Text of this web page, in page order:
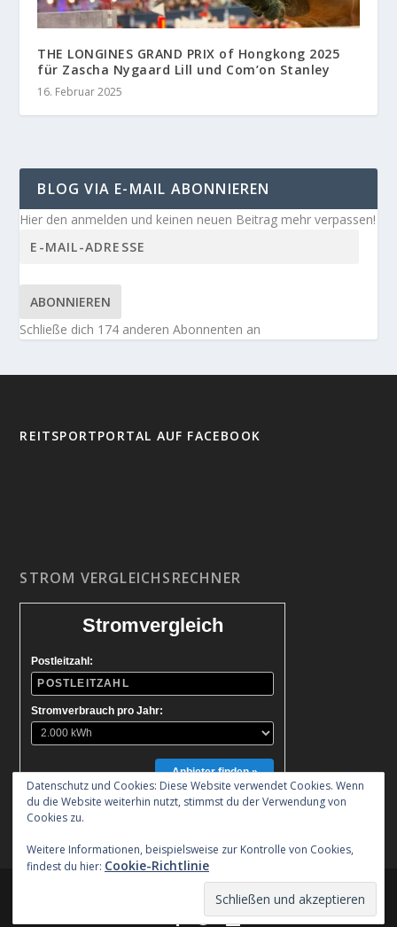
THE LONGINES GRAND PRIX of Hongkong 2025
für Zascha Nygaard Lill und Com’on Stanley
16. Februar 2025
BLOG VIA E-MAIL ABONNIEREN
Hier den anmelden und keinen neuen Beitrag mehr verpassen!
ABONNIEREN
Schließe dich 174 anderen Abonnenten an
REITSPORTPORTAL AUF FACEBOOK
STROM VERGLEICHSRECHNER
Stromvergleich
Postleitzahl:
Stromverbrauch pro Jahr:
Anbieter finden »
| Unterstützt von WordPress
Datenschutz und Cookies: Diese Website verwendet Cookies. Wenn
du die Website weiterhin nutzt, stimmst du der Verwendung von
Cookies zu.
Weitere Informationen, beispielsweise zur Kontrolle von Cookies,
findest du hier: Cookie-Richtlinie